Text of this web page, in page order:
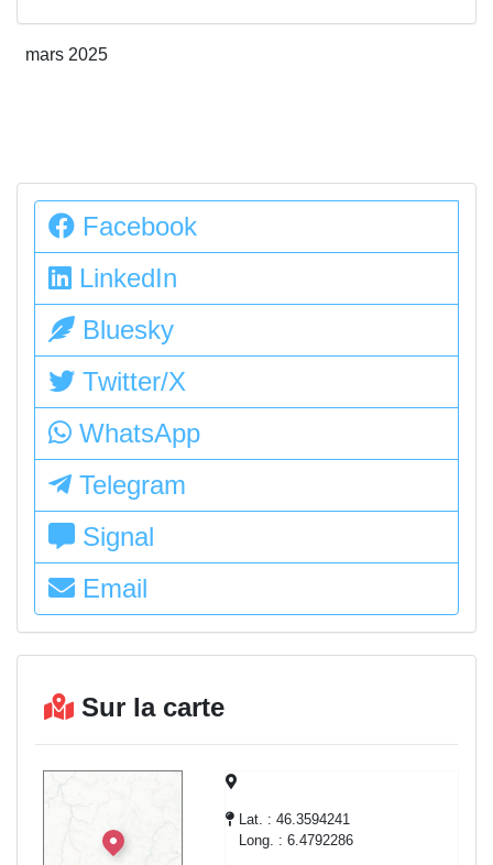
mars 2025
Facebook
LinkedIn
Bluesky
Twitter/X
WhatsApp
Telegram
Signal
Email
Sur la carte
Lat. : 46.3594241
Long. : 6.4792286